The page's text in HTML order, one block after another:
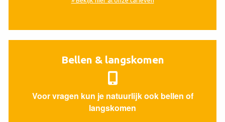
Bellen & langskomen
Voor vragen kun je natuurlijk ook bellen of
langskomen